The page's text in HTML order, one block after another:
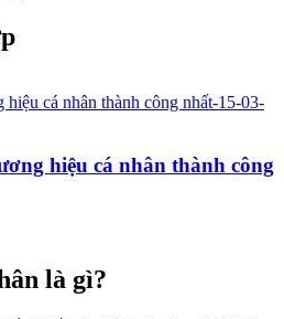
hiệu cá nhân thành công
là gì?